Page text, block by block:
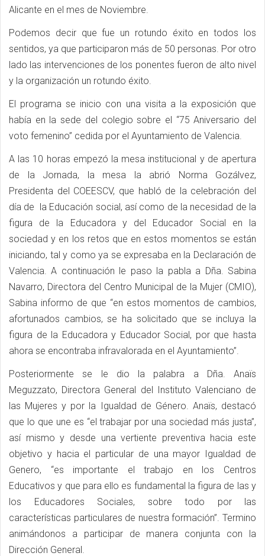
Alicante en el mes de Noviembre.
Podemos decir que fue un rotundo éxito en todos los
sentidos, ya que participaron más de 50 personas. Por otro
lado las intervenciones de los ponentes fueron de alto nivel
y la organización un rotundo éxito.
El programa se inicio con una visita a la exposición que
había en la sede del colegio sobre el “75 Aniversario del
voto femenino” cedida por el Ayuntamiento de Valencia.
A las 10 horas empezó la mesa institucional y de apertura
de la Jornada, la mesa la abrió Norma Gozálvez,
Presidenta del COEESCV, que habló de la celebración del
día de la Educación social, así como de la necesidad de la
figura de la Educadora y del Educador Social en la
sociedad y en los retos que en estos momentos se están
iniciando, tal y como ya se expresaba en la Declaración de
Valencia. A continuación le paso la pabla a Dña. Sabina
Navarro, Directora del Centro Municipal de la Mujer (CMIO),
Sabina informo de que “en estos momentos de cambios,
afortunados cambios, se ha solicitado que se incluya la
figura de la Educadora y Educador Social, por que hasta
ahora se encontraba infravalorada en el Ayuntamiento”.
Posteriormente se le dio la palabra a Dña. Anaïs
Meguzzato, Directora General del Instituto Valenciano de
las Mujeres y por la Igualdad de Género. Anaïs, destacó
que lo que une es “el trabajar por una sociedad más justa”,
así mismo y desde una vertiente preventiva hacia este
objetivo y hacia el particular de una mayor Igualdad de
Genero, “es importante el trabajo en los Centros
Educativos y que para ello es fundamental la figura de las y
los Educadores Sociales, sobre todo por las
características particulares de nuestra formación”. Termino
animándonos a participar de manera conjunta con la
Dirección General.